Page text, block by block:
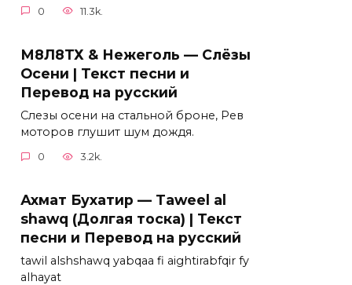
0 11.3k.
М8Л8ТХ & Нежеголь — Слёзы
Осени | Текст песни и
Перевод на русский
Слезы осени на стальной броне, Рев
моторов глушит шум дождя.
0 3.2k.
Ахмат Бухатир — Taweel al
shawq (Долгая тоска) | Текст
песни и Перевод на русский
tawil alshshawq yabqaa fi aightirabfqir fy
alhayat